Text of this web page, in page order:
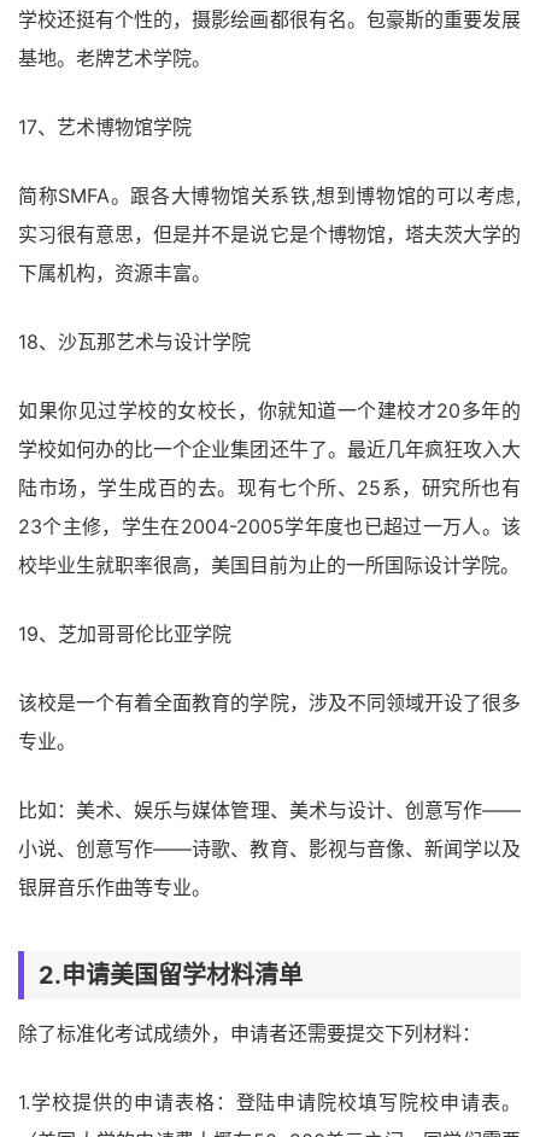
学校还挺有个性的，摄影绘画都很有名。包豪斯的重要发展
基地。老牌艺术学院。
17、艺术博物馆学院
简称SMFA。跟各大博物馆关系铁,想到博物馆的可以考虑,
实习很有意思，但是并不是说它是个博物馆，塔夫茨大学的
下属机构，资源丰富。
18、沙瓦那艺术与设计学院
如果你见过学校的女校长，你就知道一个建校才20多年的
学校如何办的比一个企业集团还牛了。最近几年疯狂攻入大
陆市场，学生成百的去。现有七个所、25系，研究所也有
23个主修，学生在2004-2005学年度也已超过一万人。该
校毕业生就职率很高，美国目前为止的一所国际设计学院。
19、芝加哥哥伦比亚学院
该校是一个有着全面教育的学院，涉及不同领域开设了很多
专业。
比如：美术、娱乐与媒体管理、美术与设计、创意写作――
小说、创意写作――诗歌、教育、影视与音像、新闻学以及
银屏音乐作曲等专业。
2.申请美国留学材料清单
除了标准化考试成绩外，申请者还需要提交下列材料：
1.学校提供的申请表格：登陆申请院校填写院校申请表。